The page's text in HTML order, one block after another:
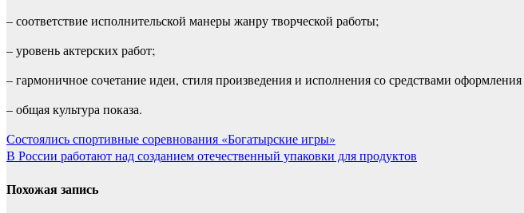
– соответствие исполнительской манеры жанру творческой работы;
– уровень актерских работ;
– гармоничное сочетание идеи, стиля произведения и исполнения со средствами
– общая культура показа.
Навигация
по
записям
Состоялись спортивные соревнования «Богатырские игры»
В России работают над созданием отечественный упаковки для продуктов
Похожая запись